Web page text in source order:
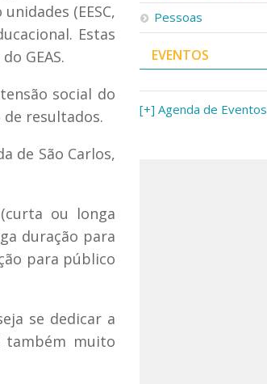
(EESC,
Estas
GEAS.
social do
resultados.
de São Carlos,
ou longa
duração para
para público
se dedicar a
também muito
Pessoas
EVENTOS
[+] Agenda de Eventos